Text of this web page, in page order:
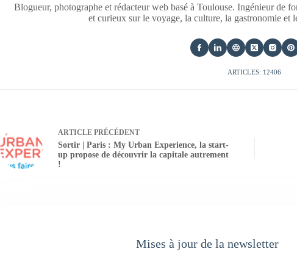
Blogueur, photographe et rédacteur web basé à Toulouse. Ingénieur de
et curieux sur le voyage, la culture, la gastronomie et
ARTICLES: 12406
ARTICLE PRÉCÉDENT
Sortir | Paris : My Urban Experience, la start-
up propose de découvrir la capitale autrement
!
Mises à jour de la newsletter